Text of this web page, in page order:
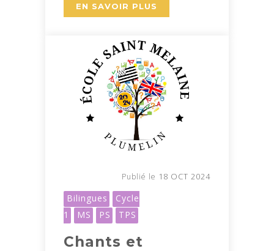
EN SAVOIR PLUS
Publié le 18 OCT 2024
Bilingues
Cycle
1
MS PS TPS
Chants et